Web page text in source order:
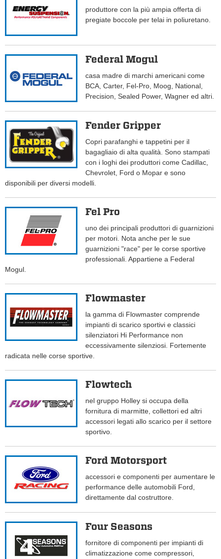
produttore con la più ampia offerta di
pregiate boccole per telai in poliuretano.
Federal Mogul
casa madre di marchi americani come
BCA, Carter, Fel-Pro, Moog, National,
Precision, Sealed Power, Wagner ed altri.
Fender Gripper
Copri parafanghi e tappetini per il
bagagliaio di alta qualità. Sono stampati
con i loghi dei produttori come Cadillac,
Chevrolet, Ford o Mopar e sono
disponibili per diversi modelli.
Fel Pro
uno dei principali produttori di guarnizioni
per motori. Nota anche per le sue
guarnizioni "race" per le corse sportive
professionali. Appartiene a Federal
Mogul.
Flowmaster
la gamma di Flowmaster comprende
impianti di scarico sportivi e classici
silenziatori Hi Performance non
eccessivamente silenziosi. Fortemente
radicata nelle corse sportive.
Flowtech
nel gruppo Holley si occupa della
fornitura di marmitte, collettori ed altri
accessori legati allo scarico per il settore
sportivo.
Ford Motorsport
accessori e componenti per aumentare le
performance delle automobili Ford,
direttamente dal costruttore.
Four Seasons
fornitore di componenti per impianti di
climatizzazione come compressori,